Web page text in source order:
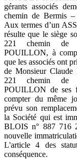
gérants associés
chemin de Bermis
Aux termes d’un
résulte que le siège
221 chemin de
POUILLON, à
que les associés ont
de Monsieur Claude
221 chemin de
POUILLON de ses
compter du même
prévu son
la Société qui est
BLOIS n° 887 716
nouvelle
L'article 4 des
conséquence.